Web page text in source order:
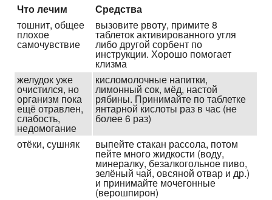
Что лечим
Средства
тошнит, общее
плохое
самочувст­вие
вызовите рвоту, примите 8
таблеток акти­вирован­ного угля
либо другой сорбент по
инструкции. Хорошо помогает
клизма
желудок уже
очистился, но
организм пока
ещё отравлен,
слабость,
недомога­ние
кисломолоч­ные напитки,
лимонный сок, мёд, настой
рябины. Принимайте по таблетке
янтарной кислоты раз в час (не
более 6 раз)
отёки, сушняк
выпейте стакан рассола, потом
пейте много жидкости (воду,
минералку, безалкоголь­ное пиво,
зелёный чай, овсяной отвар и др.)
и принимайте мочегонные
(верошпирон)